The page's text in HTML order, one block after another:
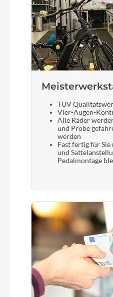
TÜV
Vier-Augen-
Alle Räder
und Probe
werden
Fast fertig für
und
Pedalmontage